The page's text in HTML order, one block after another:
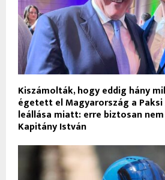
Kiszámolták, hogy eddig hány
égetett el Magyarország a
leállása miatt: erre biztosan
Kapitány István